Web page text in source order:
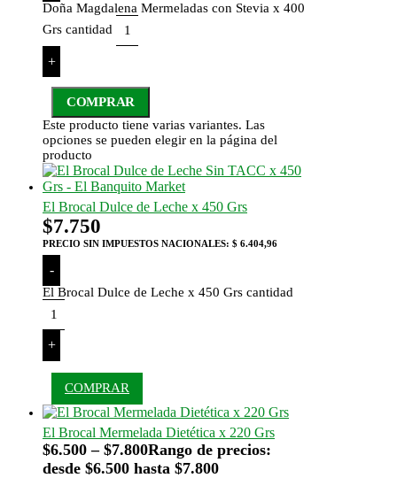
Doña Magdalena Mermeladas con Stevia x 400
Grs cantidad
+
COMPRAR
Este producto tiene varias variantes. Las
opciones se pueden elegir en la página del
producto
El Brocal Dulce de Leche x 450 Grs
$7.750
PRECIO SIN IMPUESTOS NACIONALES: $ 6.404,96
-
El Brocal Dulce de Leche x 450 Grs cantidad
+
COMPRAR
El Brocal Mermelada Dietética x 220 Grs
$6.500 – $7.800Rango de precios:
desde $6.500 hasta $7.800